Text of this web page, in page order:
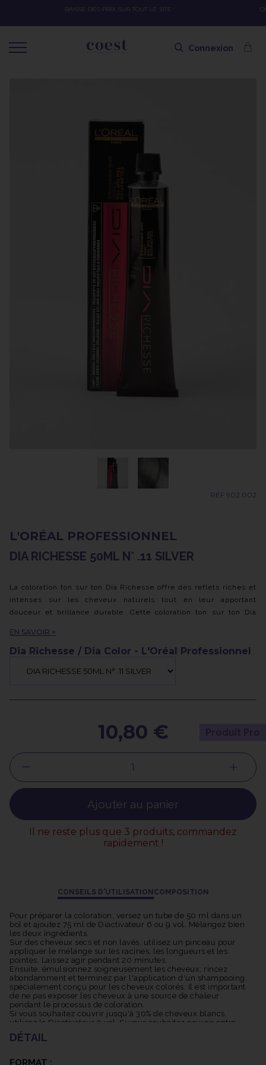
OFFRE SPÉCIALE SOLAIRE SKEYMZEE ! SOIN HYDRATANT + SPRAY + SHAMPOING
Connexion
REF 902.002
L'ORÉAL PROFESSIONNEL
DIA RICHESSE 50ML N° .11 SILVER
La coloration ton sur ton Dia Richesse offre des reflets riches et
intenses sur les cheveux naturels tout en leur apportant
douceur et brillance durable. Cette coloration ton sur ton Dia
agréable odeur et est présentée dans un tube de 50 ml, parfait
pour une utilisation pratique sur les cheveux naturels.
cheveux blancs en offrant des reflets naturels qui évoluent
plus, elle donne une brillance incroyable aux cheveux tout en
EN SAVOIR +
Dia Richesse / Dia Color - L'Oréal Professionnel
10,80 €
Ajouter au panier
Il ne reste plus que 3 produits, commandez
rapidement !
CONSEILS D'UTILISATION COMPOSITION
Pour préparer la coloration, versez un tube de 50 ml dans un
bol et ajoutez 75 ml de Diactivateur 6 ou 9 vol. Mélangez bien
les deux ingrédients.
Sur des cheveux secs et non lavés, utilisez un pinceau pour
appliquer le mélange sur les racines, les longueurs et les
pointes. Laissez agir pendant 20 minutes.
Ensuite, émulsionnez soigneusement les cheveux, rincez
abondamment et terminez par l'application d'un shampooing
spécialement conçu pour les cheveux colorés. Il est important
de ne pas exposer les cheveux à une source de chaleur
pendant le processus de coloration.
Si vous souhaitez couvrir jusqu'à 30% de cheveux blancs,
utilisez le Diactivateur 9 vol. Si vous souhaitez couvrir entre
30% et 70% de cheveux blancs, utilisez le Diactivateur 15 vol.
DÉTAIL
FORMAT :